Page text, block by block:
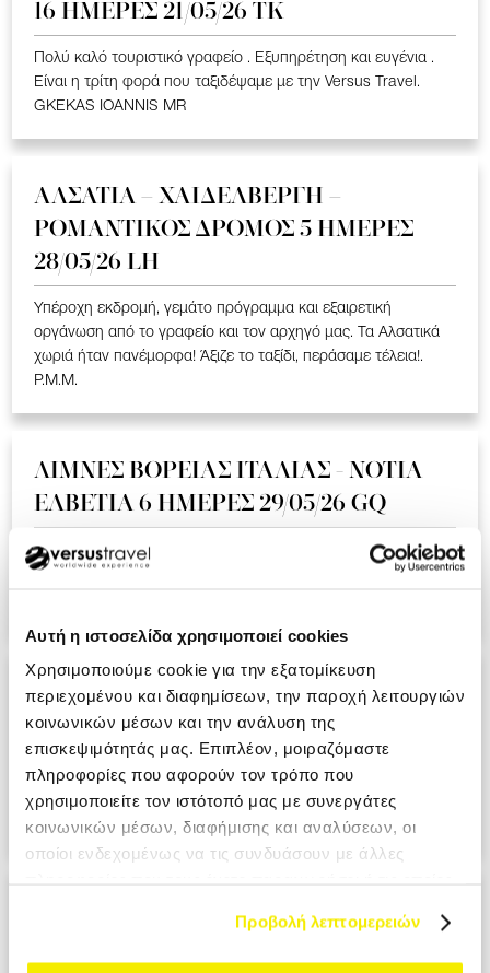
Αυτή η ιστοσελίδα χρησιμοποιεί cookies
Χρησιμοποιούμε cookie για την εξατομίκευση
περιεχομένου και διαφημίσεων, την παροχή λειτουργιών
κοινωνικών μέσων και την ανάλυση της
επισκεψιμότητάς μας. Επιπλέον, μοιραζόμαστε
πληροφορίες που αφορούν τον τρόπο που
χρησιμοποιείτε τον ιστότοπό μας με συνεργάτες
κοινωνικών μέσων, διαφήμισης και αναλύσεων, οι
οποίοι ενδεχομένως να τις συνδυάσουν με άλλες
Προβολή λεπτομερειών
16 ΗΜΕΡΕΣ 21/05/26 TK
Πολύ καλό τουριστικό γραφείο . Εξυπηρέτηση και ευγένια .
Είναι η τρίτη φορά που ταξιδέψαμε με την Versus Travel.
GKEKAS IOANNIS MR
ΑΛΣΑΤΙΑ – ΧΑΙΔΕΛΒΕΡΓΗ –
ΡΟΜΑΝΤΙΚΟΣ ΔΡΟΜΟΣ 5 ΗΜΕΡΕΣ
28/05/26 LH
Υπέροχη εκδρομή, γεμάτο πρόγραμμα και εξαιρετική
οργάνωση από το γραφείο και τον αρχηγό μας. Τα Αλσατικά
χωριά ήταν πανέμορφα! Άξιζε το ταξίδι, περάσαμε τέλεια!.
P.M.M.
ΛΙΜΝΕΣ ΒΟΡΕΙΑΣ ΙΤΑΛΙΑΣ - ΝΟΤΙΑ
ΕΛΒΕΤΙΑ 6 ΗΜΕΡΕΣ 29/05/26 GQ
Ειναι η δευτερη συνεχομενη χρονια που ταξιδευουμε μαζι
σας και ημαστε πολυ ευχαριστημενοι απο την εμπειρια!!!.
ΑΝΔΑΛΟΥΣΙΑ - ΓΙΒΡΑΛΤΑΡ 9 ΗΜΕΡΕΣ
28/05/26 A3
Ο επαγγελματισμος σε ολο το μεγαλειο του. Σιγουρα θα το
προτιμησουμε στο επομενο ταξιδι μας. PANAGIOTOPOULOU
ATHANASIA MRS
ΗΜΕΡΕΣ 29/05/26 ΑΖ